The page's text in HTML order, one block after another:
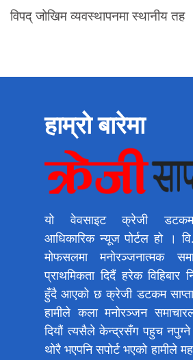
विपद् जोखिम व्यवस्थापनमा स्थानीय तह
हाम्रो बारेमा
यो वेवसाइट क्रेजी डटकम
आधिकारिक न्यूज पोर्टल हो ।
मोफसलमा मनोरञ्जनात्मक
प्राथमिकता दिदैं हरेक विहिबार
हुँदै आएको छ क्रेजी डटकम
हामीले कला मनोरञ्जन
दियौं त्यसैले केन्द्रसँग पहुच
थोरै भएपनि सपोर्ट भएको हामीले